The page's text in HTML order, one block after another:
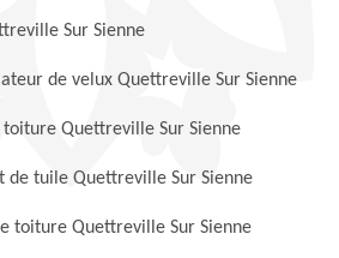
Sur Sienne
de velux Quettreville Sur Sienne
toiture Quettreville Sur Sienne
de tuile Quettreville Sur Sienne
toiture Quettreville Sur Sienne